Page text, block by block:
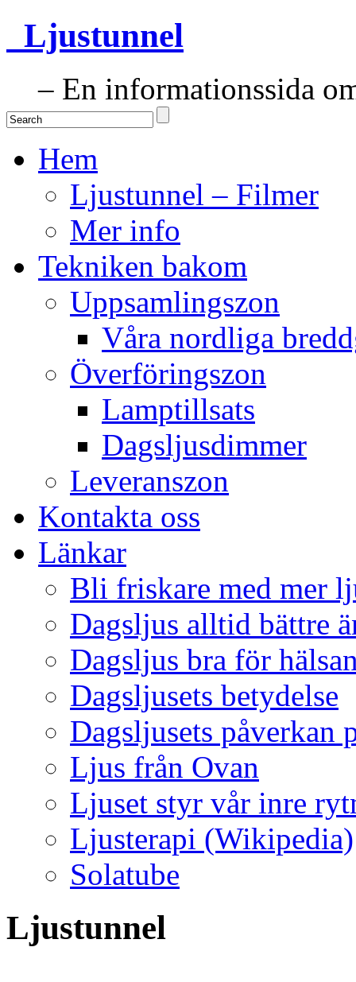
Ljustunnel
– En informationssida
Hem
Ljustunnel – Filmer
Mer info
Tekniken bakom
Uppsamlingszon
Våra nordliga
Överföringszon
Lamptillsats
Dagsljusdimmer
Leveranszon
Kontakta oss
Länkar
Bli friskare med mer
Dagsljus alltid bättre
Dagsljus bra för
Dagsljusets betydelse
Dagsljusets påverkan
Ljus från Ovan
Ljuset styr vår inre
Ljusterapi (Wikipedia)
Solatube
Ljustunnel